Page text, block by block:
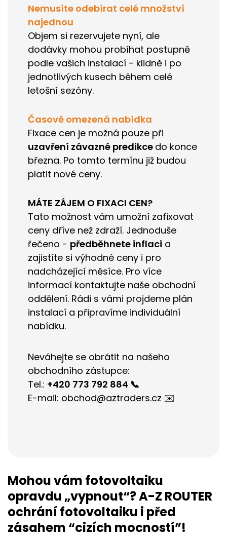
Nemusíte odebírat celé množství
najednou
Objem si rezervujete nyní, ale
dodávky mohou probíhat postupně
podle vašich instalací - klidně i po
jednotlivých kusech během celé
letošní sezóny.
Časově omezená nabídka
Fixace cen je možná pouze při
uzavření závazné predikce do konce
března. Po tomto termínu již budou
platit nové ceny.
MÁTE ZÁJEM O FIXACI CEN?
Tato možnost vám umožní zafixovat
ceny dříve než zdraží. Jednoduše
řečeno - předběhnete inflaci a
zajistíte si výhodné ceny i pro
nadcházející měsíce. Pro více
informací kontaktujte naše obchodní
oddělení. Rádi s vámi projdeme plán
instalací a připravíme individuální
nabídku.
Neváhejte se obrátit na našeho
obchodního zástupce:
Tel.: +420 773 792 884 📞
E-mail: obchod@aztraders.cz ✉️
Mohou vám fotovoltaiku
opravdu „vypnout“? A-Z ROUTER
ochrání fotovoltaiku i před
zásahem “cizích mocností”!